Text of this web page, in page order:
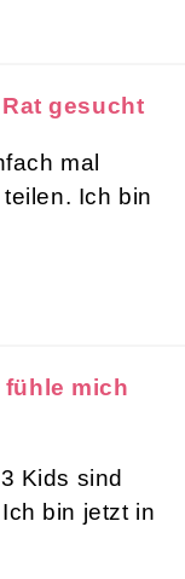
gesucht
mal
Ich bin
mich
Kids sind
bin jetzt in